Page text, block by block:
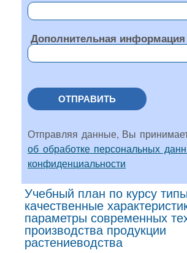
Дополнительная информация
ОТПРАВИТЬ
Отправляя данные, Вы
об обработке персональных
конфиденциальности
Учебный план по курсу
качественные
параметры современных
производства продукции
растениеводства